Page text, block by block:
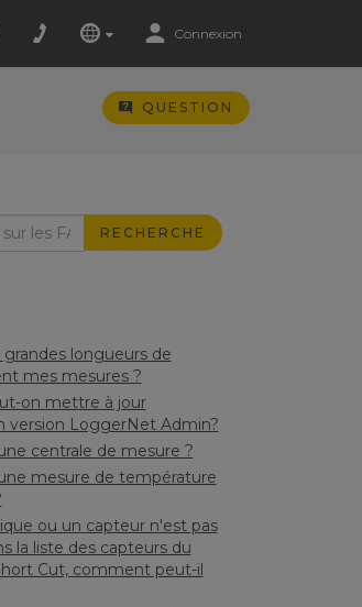
Connexion
QUESTION
RECHERCHE
longueurs de
mes mesures ?
on mettre à jour
version LoggerNet Admin?
centrale de mesure ?
mesure de température
ou un capteur n'est pas
la liste des capteurs du
Cut, comment peut-il